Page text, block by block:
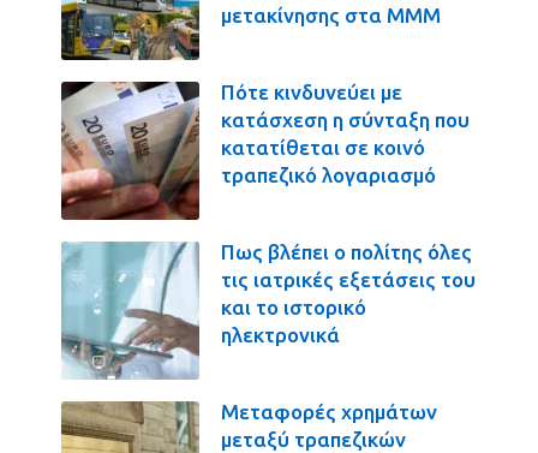
μετακίνησης στα ΜΜΜ
Πότε κινδυνεύει με
κατάσχεση η σύνταξη που
κατατίθεται σε κοινό
τραπεζικό λογαριασμό
Πως βλέπει ο πολίτης όλες
τις ιατρικές εξετάσεις του
και το ιστορικό
ηλεκτρονικά
Μεταφορές χρημάτων
μεταξύ τραπεζικών